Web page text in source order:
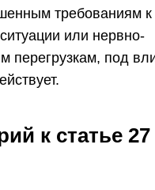
требованиям к
или нервно-
перегрузкам, под
к статье